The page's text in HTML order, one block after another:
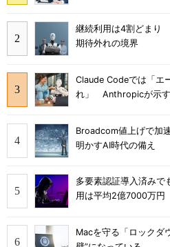
継続利用は4割どまり
期待外れの境界
Claude Codeでは「エ
れ」 Anthropicが示す
Broadcom値上げで加
明かすAI時代の備え
多要素認証導入済み
用は平均2億7000万円
Macを守る「ロックダ